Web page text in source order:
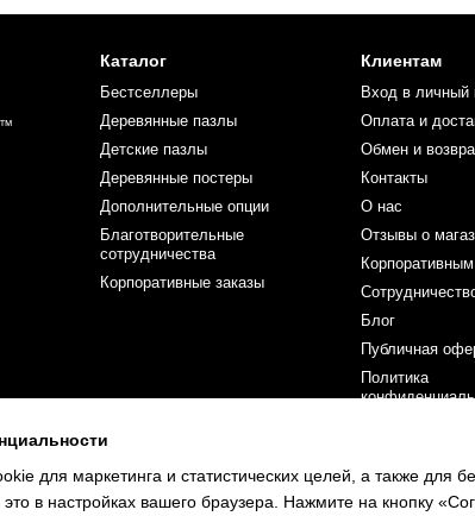
Каталог
Бестселлеры
Деревянные пазлы
Детские пазлы
Деревянные постеры
Дополнительные опции
Благотворительные
сотрудничества
Корпоративные заказы
Клиентам
Вход в личный
Оплата и
Обмен и
Контакты
О нас
Отзывы о
Блог
Публичная
Политика
для маркетинга и статистических целей, а также для
в настройках вашего браузера. Нажмите на кнопку